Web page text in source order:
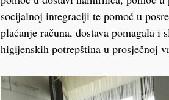
socijalnoj integraciji te pomoć u
plaćanje računa, dostava pomagala
higijenskih potrepština u prosječnoj